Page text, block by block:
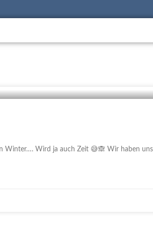
Wird ja auch Zeit 😅🙈 Wir haben